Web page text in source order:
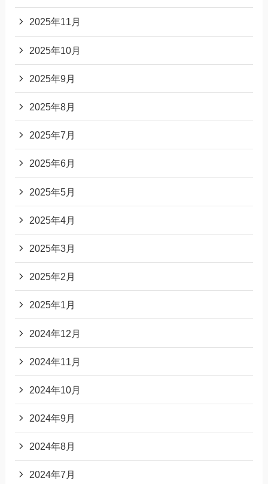
2025年11月
2025年10月
2025年9月
2025年8月
2025年7月
2025年6月
2025年5月
2025年4月
2025年3月
2025年2月
2025年1月
2024年12月
2024年11月
2024年10月
2024年9月
2024年8月
2024年7月